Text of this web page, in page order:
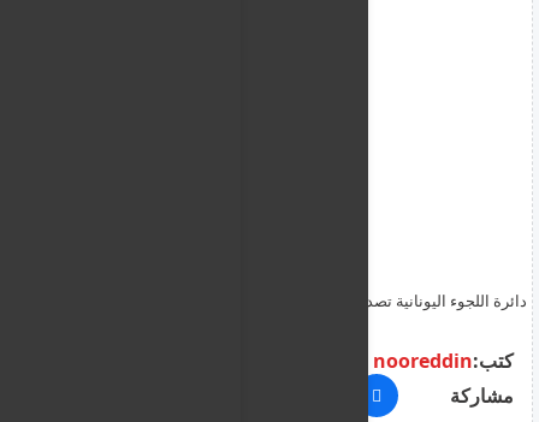
دائرة اللجوء اليونانية تصدر تصاريح إقامات جاهزة وخاصة بحالات اللجوء
كتب:nooreddin
مشاركة